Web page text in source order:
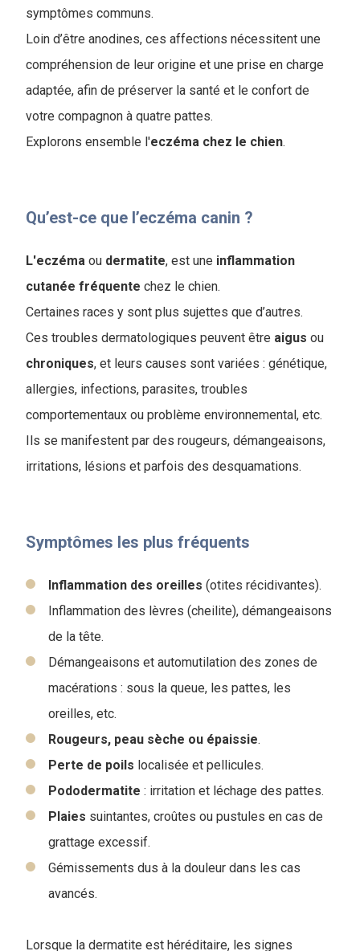
symptômes communs.
Loin d’être anodines, ces affections nécessitent une
compréhension de leur origine et une prise en charge
adaptée, afin de préserver la santé et le confort de
votre compagnon à quatre pattes.
Explorons ensemble l'eczéma chez le chien.
Qu’est-ce que l’eczéma canin ?
L'eczéma ou dermatite, est une inflammation
cutanée fréquente chez le chien.
Certaines races y sont plus sujettes que d’autres.
Ces troubles dermatologiques peuvent être aigus ou
chroniques, et leurs causes sont variées : génétique,
allergies, infections, parasites, troubles
comportementaux ou problème environnemental, etc.
Ils se manifestent par des rougeurs, démangeaisons,
irritations, lésions et parfois des desquamations.
Symptômes les plus fréquents
Inflammation des oreilles (otites récidivantes).
Inflammation des lèvres (cheilite), démangeaisons
de la tête.
Démangeaisons et automutilation des zones de
macérations : sous la queue, les pattes, les
oreilles, etc.
Rougeurs, peau sèche ou épaissie.
Perte de poils localisée et pellicules.
Pododermatite : irritation et léchage des pattes.
Plaies suintantes, croûtes ou pustules en cas de
grattage excessif.
Gémissements dus à la douleur dans les cas
avancés.
Lorsque la dermatite est héréditaire, les signes